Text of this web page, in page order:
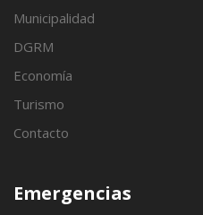
Municipalidad
DGRM
Economía
Turismo
Contacto
Emergencias